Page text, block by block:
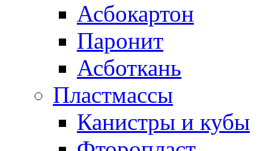
Асбокартон
Паронит
Асботкань
Пластмассы
Канистры и кубы